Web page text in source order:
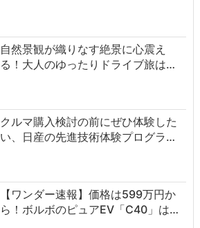
自然景観が織りなす絶景に心震え
る！大人のゆったりドライブ旅は…
クルマ購入検討の前にぜひ体験した
い、日産の先進技術体験プログラ…
【ワンダー速報】価格は599万円か
ら！ボルボのピュアEV「C40」は…